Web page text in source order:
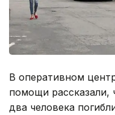
В оперативном
помощи рассказали,
два человека